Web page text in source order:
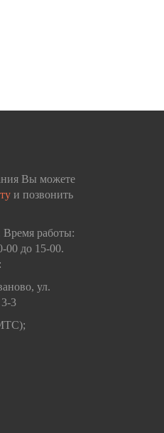
Вы можете
и позвонить
Время работы:
00 до 15-00.
ул.
3